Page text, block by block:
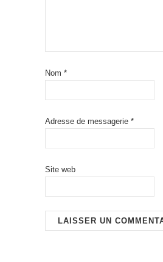
Nom *
Adresse de messagerie *
Site web